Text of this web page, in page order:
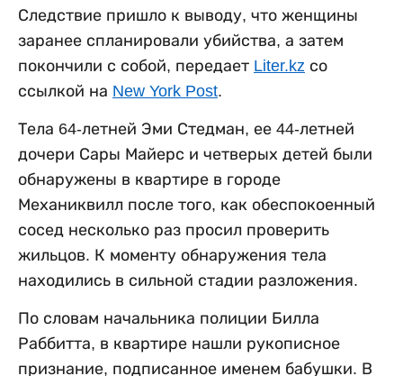
Следствие пришло к выводу, что женщины
заранее спланировали убийства, а затем
покончили с собой, передает Liter.kz со
ссылкой на New York Post.
Тела 64-летней Эми Стедман, ее 44-летней
дочери Сары Майерс и четверых детей были
обнаружены в квартире в городе
Механиквилл после того, как обеспокоенный
сосед несколько раз просил проверить
жильцов. К моменту обнаружения тела
находились в сильной стадии разложения.
По словам начальника полиции Билла
Раббитта, в квартире нашли рукописное
признание, подписанное именем бабушки. В